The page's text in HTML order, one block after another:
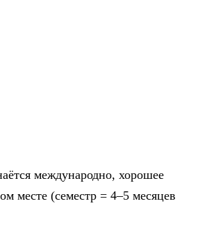
международно, хорошее
месте (семестр = 4–5 месяцев